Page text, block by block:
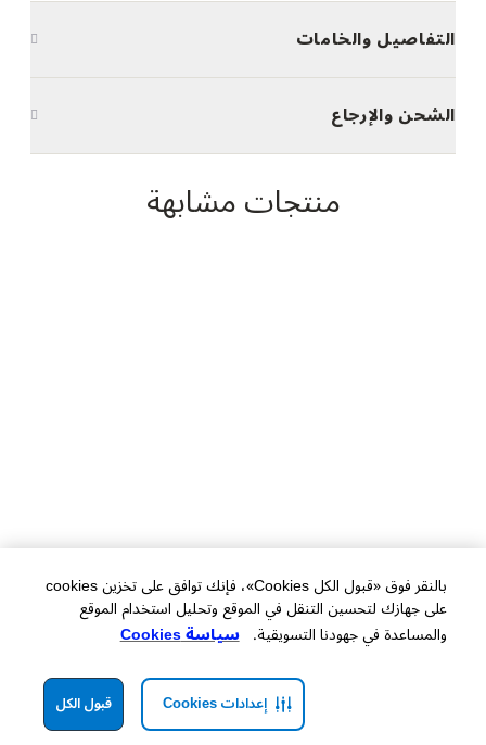
بالنقر فوق «قبول الكل Cookies»، فإنك توافق على تخزين cookies
على جهازك لتحسين التنقل في الموقع وتحليل استخدام الموقع
والمساعدة في جهودنا التسويقية. سياسة Cookies
قبول الكل إعدادات Cookies
التفاصيل والخامات
الشحن والإرجاع
منتجات مشابهة